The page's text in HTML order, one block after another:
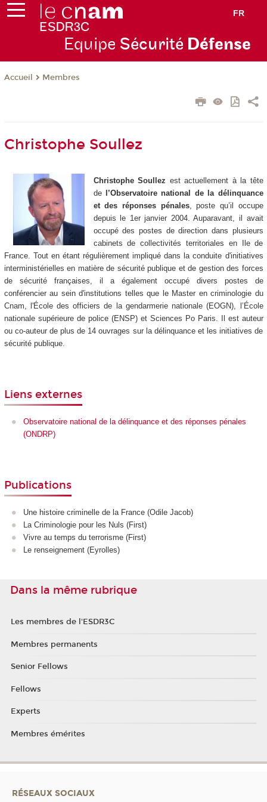
FR
Equipe Sécurité Défense
Accueil Membres
Christophe Soullez
Christophe Soullez est actuellement à la tête
de
l’Observatoire national de la délinquance
et des réponses pénales, poste qu’il occupe
depuis le 1er janvier 2004. Auparavant, il avait
occupé des postes de direction dans plusieurs
cabinets de collectivités territoriales en Ile de
France. Tout en étant régulièrement impliqué dans la conduite d'initiatives
interministérielles en matière de sécurité publique et de gestion des forces
de sécurité françaises, il a également occupé divers postes de
conférencier au sein d'institutions telles que le Master en criminologie du
Cnam, l'École des officiers de la gendarmerie nationale (EOGN), l’École
nationale supérieure de police (ENSP) et Sciences Po Paris. Il est auteur
ou co-auteur de plus de 14 ouvrages sur la délinquance et les initiatives de
sécurité publique.
Liens externes
Observatoire national de la délinquance et des réponses pénales
(ONDRP)
Publications
Une histoire criminelle de la France (Odile Jacob)
La Criminologie pour les Nuls (First)
Vivre au temps du terrorisme (First)
Le renseignement (Eyrolles)
Dans la même rubrique
Les membres de l'ESDR3C
Membres permanents
Senior Fellows
Fellows
Experts
Membres émérites
RÉSEAUX SOCIAUX